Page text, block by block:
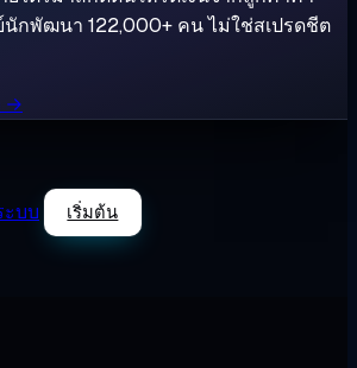
นักพัฒนา 122,000+ คน ไม่ใช่สเปรดชีต
→
ะบบ เริ่มต้น